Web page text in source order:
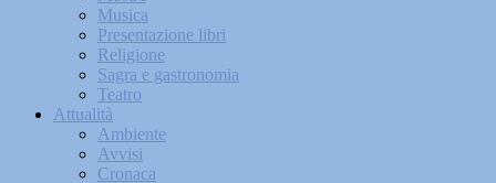
Musica
Presentazione libri
Religione
Sagra e gastronomia
Teatro
Attualità
Ambiente
Avvisi
Cronaca